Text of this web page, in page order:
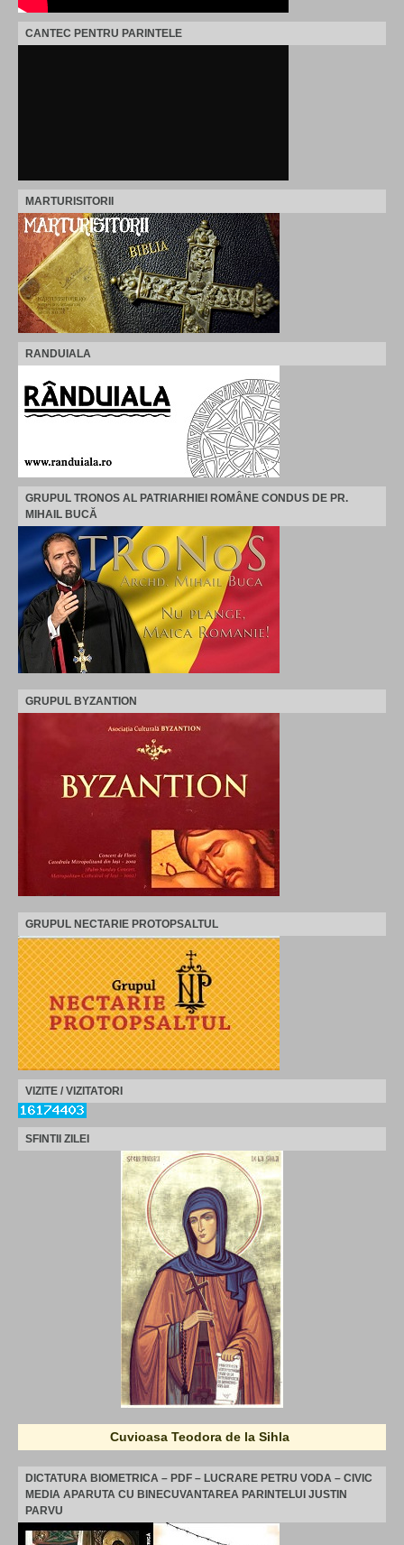
CANTEC PENTRU PARINTELE
MARTURISITORII
RANDUIALA
GRUPUL TRONOS AL PATRIARHIEI ROMÂNE CONDUS DE PR.
MIHAIL BUCĂ
GRUPUL BYZANTION
GRUPUL NECTARIE PROTOPSALTUL
VIZITE / VIZITATORI
SFINTII ZILEI
Cuvioasa Teodora de la Sihla
DICTATURA BIOMETRICA – PDF – LUCRARE PETRU VODA – CIVIC
MEDIA APARUTA CU BINECUVANTAREA PARINTELUI JUSTIN
PARVU